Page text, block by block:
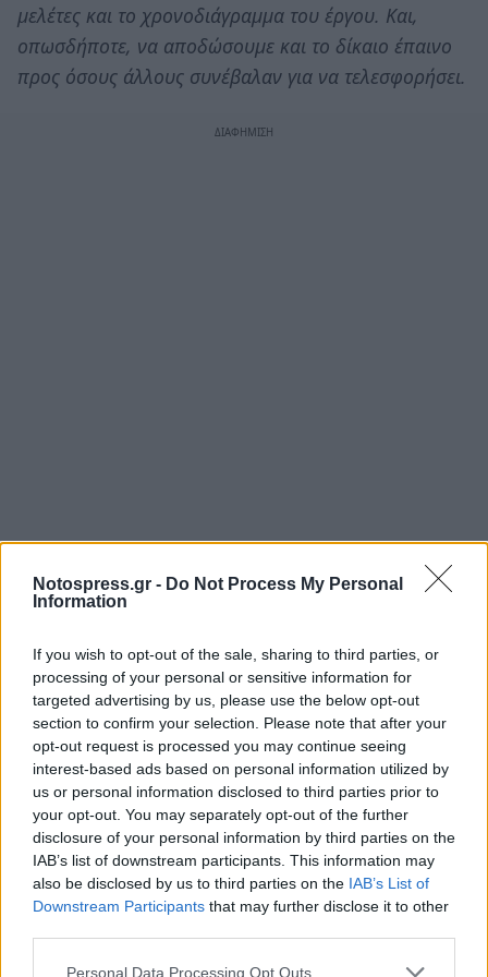
Notospress.gr - Do Not Process My Personal
Information
If you wish to opt-out of the sale, sharing to third parties, or
processing of your personal or sensitive information for
targeted advertising by us, please use the below opt-out
section to confirm your selection. Please note that after your
opt-out request is processed you may continue seeing
interest-based ads based on personal information utilized by
us or personal information disclosed to third parties prior to
your opt-out. You may separately opt-out of the further
disclosure of your personal information by third parties on the
IAB’s list of downstream participants. This information may
also be disclosed by us to third parties on the IAB’s List of
Downstream Participants that may further disclose it to other
Personal Data Processing Opt Outs
μελέτες και το χρονοδιάγραμμα του έργου. Και,
οπωσδήποτε, να αποδώσουμε και το δίκαιο έπαινο
προς όσους άλλους συνέβαλαν για να τελεσφορήσει.
Όμως, η ανάληψη της ευθύνης δημιουργίας και
εξοπλισμού των νέων εγκαταστάσεων από το Ίδρυμα
Σταύρος Νιάρχος όχι μόνο δεν απαλλάσσει τους